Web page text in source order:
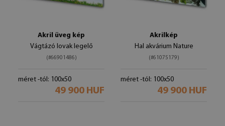
Akril üveg kép
Vágtázó lovak legelő
(#66901486)
méret -tól: 100x50
49 900 HUF
Akrilkép
Hal akvárium Nature
(#61075179)
méret -tól: 100x50
49 900 HUF